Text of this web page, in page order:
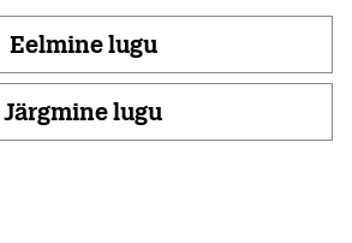
Eelmine lugu
Järgmine lugu